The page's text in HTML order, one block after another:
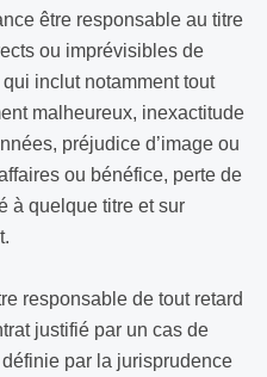
être responsable au titre
ou imprévisibles de
qui inclut notamment tout
malheureux, inexactitude
préjudice d’image ou
ou bénéfice, perte de
à quelque titre et sur
responsable de tout retard
justifié par un cas de
par la jurisprudence